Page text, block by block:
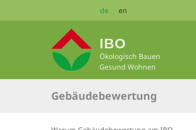
de en
IBO
Ökologisch Bauen
Gesund Wohnen
Gebäudebewertung